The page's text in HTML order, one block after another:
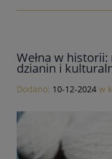
Wełna w
dzianin i
Dodano: 10-12-2024 w